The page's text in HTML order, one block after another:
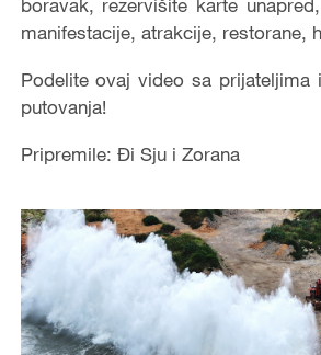
boravak, rezervišite karte
manifestacije, atrakcije, restorane,
Podelite ovaj video sa prijateljima
putovanja!
Pripremile: Đi Sju i Zorana